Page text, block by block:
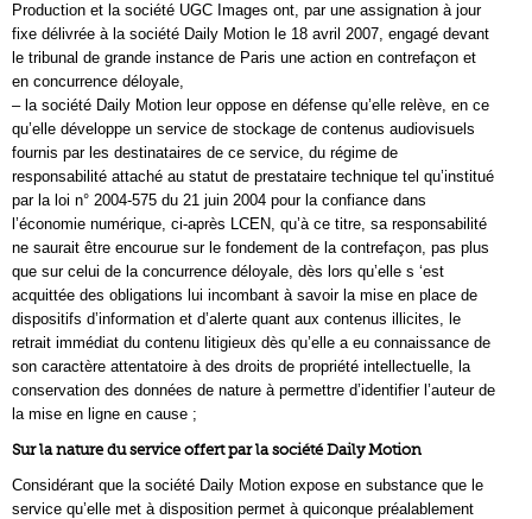
Production et la société UGC Images ont, par une assignation à jour
fixe délivrée à la société Daily Motion le 18 avril 2007, engagé devant
le tribunal de grande instance de Paris une action en contrefaçon et
en concurrence déloyale,
– la société Daily Motion leur oppose en défense qu’elle relève, en ce
qu’elle développe un service de stockage de contenus audiovisuels
fournis par les destinataires de ce service, du régime de
responsabilité attaché au statut de prestataire technique tel qu’institué
par la loi n° 2004-575 du 21 juin 2004 pour la confiance dans
l’économie numérique, ci-après LCEN, qu’à ce titre, sa responsabilité
ne saurait être encourue sur le fondement de la contrefaçon, pas plus
que sur celui de la concurrence déloyale, dès lors qu’elle s ‘est
acquittée des obligations lui incombant à savoir la mise en place de
dispositifs d’information et d’alerte quant aux contenus illicites, le
retrait immédiat du contenu litigieux dès qu’elle a eu connaissance de
son caractère attentatoire à des droits de propriété intellectuelle, la
conservation des données de nature à permettre d’identifier l’auteur de
la mise en ligne en cause ;
Sur la nature du service offert par la société Daily Motion
Considérant que la société Daily Motion expose en substance que le
service qu’elle met à disposition permet à quiconque préalablement